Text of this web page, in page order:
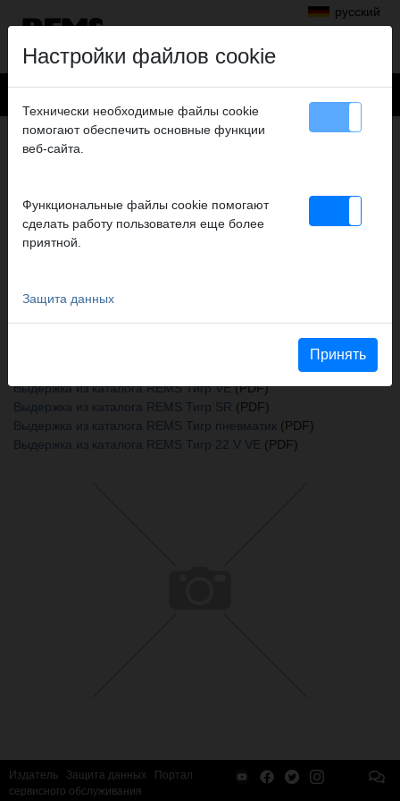
русский
Продукты> Пиление>REMS Тигр> Schutzkappe
FÜR SPINDELENDE
FÜHRUNGSHALTER
№ арт. 563008 R
Выдержка из каталога REMS Тигр VE(PDF)
Выдержка из каталога REMS Тигр SR (PDF)
Выдержка из каталога REMS Тигр пневматик (PDF)
Выдержка из каталога REMS Тигр 22 V VE (PDF)
Издатель Защита данных
Портал
сервисного обслуживания
Настройки файлов cookie
Технически необходимые файлы cookie
помогают обеспечить основные функции
веб-сайта.
Функциональные файлы cookie помогают
сделать работу пользователя еще более
приятной.
Защита данных
Принять